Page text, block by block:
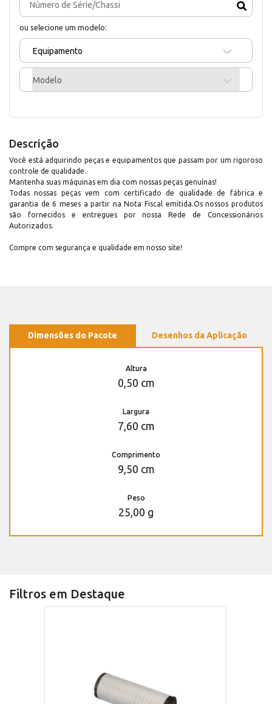
ou selecione um modelo:
Equipamento
Modelo
Descrição
Você está adquirindo peças e equipamentos que passam por um rigoroso
controle de qualidade.
Mantenha suas máquinas em dia com nossas peças genuínas!
Todas nossas peças vem com certificado de qualidade de fábrica e
garantia de 6 meses a partir na Nota Fiscal emitida.Os nossos produtos
são fornecidos e entregues por nossa Rede de Concessionários
Autorizados.
Compre com segurança e qualidade em nosso site!
Dimensões do Pacote Desenhos da Aplicação
Altura
0,50 cm
Largura
7,60 cm
Comprimento
9,50 cm
Peso
25,00 g
Filtros em Destaque